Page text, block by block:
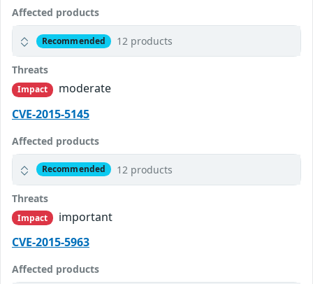
Affected products
Recommended 12 products
Threats
Impact
moderate
CVE-2015-5145
Affected products
Recommended 12 products
Threats
Impact
important
CVE-2015-5963
Affected products